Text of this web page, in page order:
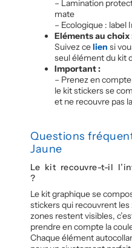
– Lamination
mate
– Ecologique : label
Eléments au choix
Suivez celien si
seul élément du kit
Important :
– Prenez en
le kit stickers se
et ne recouvre pas
Questions
Jaune
Le kit recouvre-t-il
?
Le kit graphique se
stickers qui recouvrent
zones restent visibles,
prendre en compte la
Chaque élément